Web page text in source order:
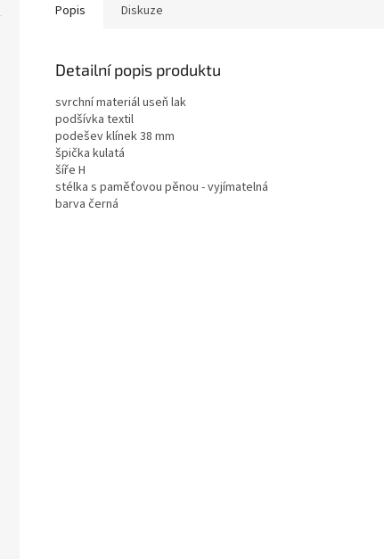
Popis Diskuze
Detailní popis produktu
svrchní materiál useň lak
podšívka textil
podešev klínek 38 mm
špička kulatá
šíře H
stélka s paměťovou pěnou - vyjímatelná
barva černá